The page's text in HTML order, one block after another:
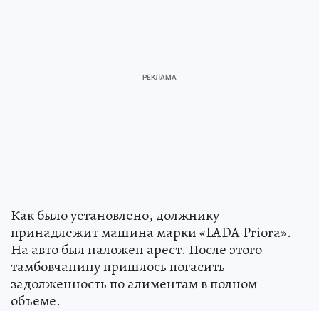
Как было установлено, должнику
принадлежит машина марки «LADA Priora».
На авто был наложен арест. После этого
тамбовчанину пришлось погасить
задолженность по алиментам в полном
объеме.